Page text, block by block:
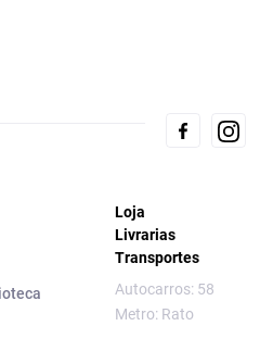
Loja
Livrarias
Transportes
Autocarros: 58
Metro: Rato